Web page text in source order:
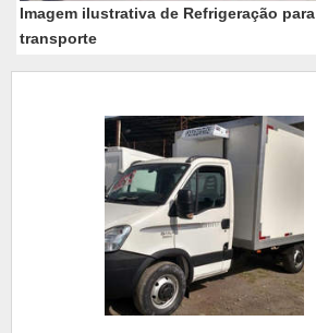
Imagem ilustrativa de Refrigeração para
transporte